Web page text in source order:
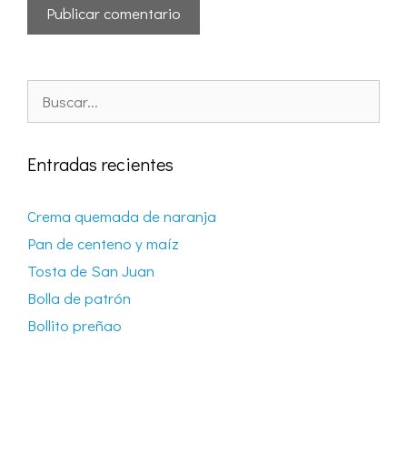
Entradas recientes
Crema quemada de naranja
Pan de centeno y maíz
Tosta de San Juan
Bolla de patrón
Bollito preñao